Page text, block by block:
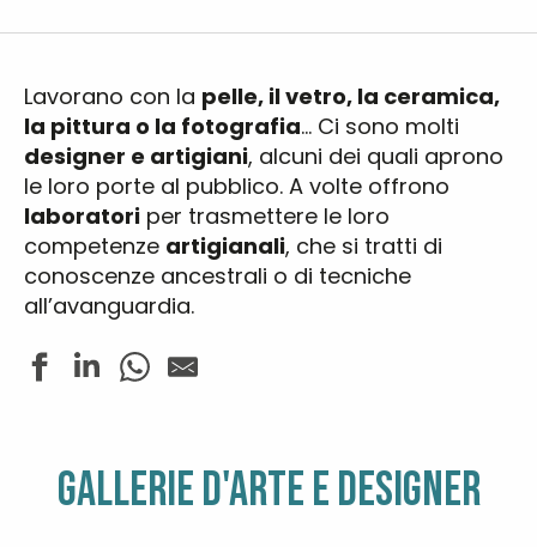
Lavorano con la pelle, il vetro, la ceramica,
la pittura o la fotografia… Ci sono molti
designer e artigiani, alcuni dei quali aprono
le loro porte al pubblico. A volte offrono
laboratori per trasmettere le loro
competenze artigianali, che si tratti di
conoscenze ancestrali o di tecniche
all’avanguardia.
GALLERIE D'ARTE E DESIGNER